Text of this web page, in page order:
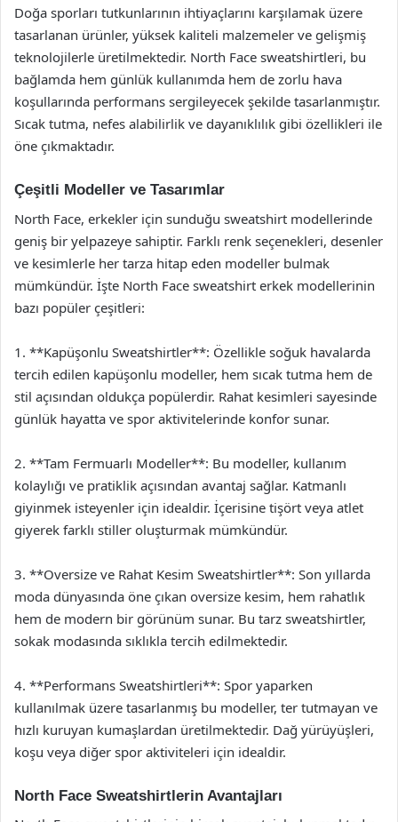
Doğa sporları tutkunlarının ihtiyaçlarını karşılamak üzere
tasarlanan ürünler, yüksek kaliteli malzemeler ve gelişmiş
teknolojilerle üretilmektedir. North Face sweatshirtleri, bu
bağlamda hem günlük kullanımda hem de zorlu hava
koşullarında performans sergileyecek şekilde tasarlanmıştır.
Sıcak tutma, nefes alabilirlik ve dayanıklılık gibi özellikleri ile
öne çıkmaktadır.
Çeşitli Modeller ve Tasarımlar
North Face, erkekler için sunduğu sweatshirt modellerinde
geniş bir yelpazeye sahiptir. Farklı renk seçenekleri, desenler
ve kesimlerle her tarza hitap eden modeller bulmak
mümkündür. İşte North Face sweatshirt erkek modellerinin
bazı popüler çeşitleri:
1. **Kapüşonlu Sweatshirtler**: Özellikle soğuk havalarda
tercih edilen kapüşonlu modeller, hem sıcak tutma hem de
stil açısından oldukça popülerdir. Rahat kesimleri sayesinde
günlük hayatta ve spor aktivitelerinde konfor sunar.
2. **Tam Fermuarlı Modeller**: Bu modeller, kullanım
kolaylığı ve pratiklik açısından avantaj sağlar. Katmanlı
giyinmek isteyenler için idealdir. İçerisine tişört veya atlet
giyerek farklı stiller oluşturmak mümkündür.
3. **Oversize ve Rahat Kesim Sweatshirtler**: Son yıllarda
moda dünyasında öne çıkan oversize kesim, hem rahatlık
hem de modern bir görünüm sunar. Bu tarz sweatshirtler,
sokak modasında sıklıkla tercih edilmektedir.
4. **Performans Sweatshirtleri**: Spor yaparken
kullanılmak üzere tasarlanmış bu modeller, ter tutmayan ve
hızlı kuruyan kumaşlardan üretilmektedir. Dağ yürüyüşleri,
koşu veya diğer spor aktiviteleri için idealdir.
North Face Sweatshirtlerin Avantajları